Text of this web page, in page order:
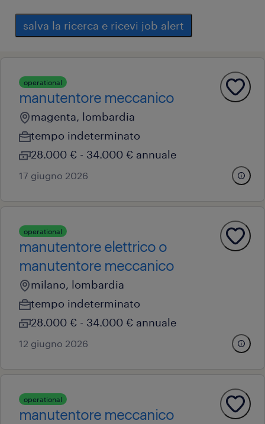
salva la ricerca e ricevi job alert
operational
manutentore meccanico
magenta, lombardia
tempo indeterminato
28.000 € - 34.000 € annuale
17 giugno 2026
operational
manutentore elettrico o
manutentore meccanico
milano, lombardia
tempo indeterminato
28.000 € - 34.000 € annuale
12 giugno 2026
operational
manutentore meccanico